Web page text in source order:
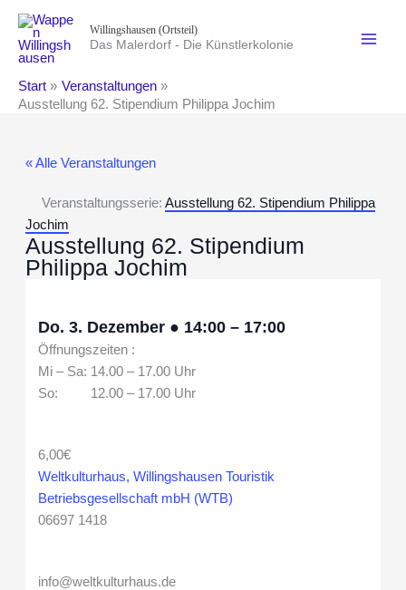
Inhalt
springen
Willingshausen (Ortsteil)
Das Malerdorf - Die Künstlerkolonie
Start
Veranstaltungen
Ausstellung 62. Stipendium Philippa Jochim
« Alle Veranstaltungen
Veranstaltungsserie: Ausstellung 62. Stipendium Philippa
Jochim
Ausstellung 62. Stipendium
Philippa Jochim
Do. 3. Dezember ● 14:00– 17:00
Öffnungszeiten :
Mi – Sa: 14.00 – 17.00 Uhr
So: 12.00 – 17.00 Uhr
6,00€
Weltkulturhaus, Willingshausen Touristik
Betriebsgesellschaft mbH (WTB)
06697 1418
info@weltkulturhaus.de